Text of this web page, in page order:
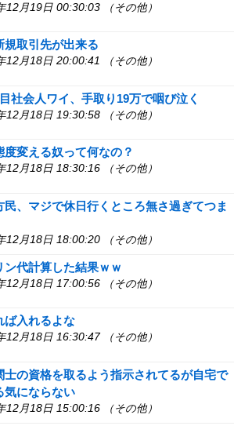
12月19日 00:30:03 （その他）
規取引先が出来る
12月18日 20:00:41 （その他）
社会人ワイ、手取り19万で咽び泣く
12月18日 19:30:58 （その他）
度変える奴って何なの？
12月18日 18:30:16 （その他）
民、マジで休日行くところ無さ過ぎてつま
12月18日 18:00:20 （その他）
ン代計算した結果ｗｗ
12月18日 17:00:56 （その他）
ば入れるよな
12月18日 16:30:47 （その他）
士の資格を取るよう指示されてるが自宅で
気にならない
12月18日 15:00:16 （その他）